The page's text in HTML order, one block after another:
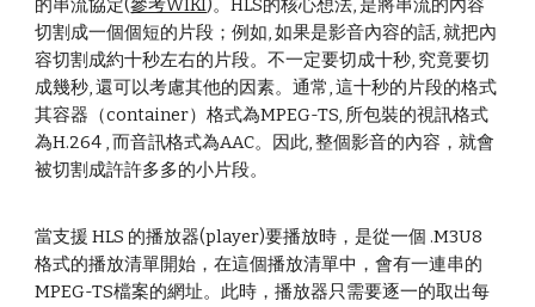
的串流協定(參考WIKI)。HLS的核心想法, 是將串流的內容
切割成一個個短的片段；例如, 如果是影音內容的話, 就把內
容切割成約十秒左右的片段。不一定要切成十秒, 究竟要切
成幾秒, 還可以考慮其他的因素。通常, 這十秒的片段的格式
其容器（container）格式為MPEG-TS, 所包裝的視訊格式
為H.264 , 而音訊格式為AAC。因此, 整個影音的內容，就會
被切割成許許多多的小片段。
當支援 HLS 的播放器(player)要播放時，是從一個 .M3U8
格式的播放清單開始，在這個播放清單中，會有一連串的
MPEG-TS檔案的網址。此時，播放器只需要逐一的取出每